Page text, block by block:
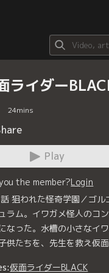
ライダー
24mins
Play
the member?Login
狙われた怪奇学園／ゴル
ラム。イワガメ怪人のコ
なった。水槽の小さなイ
供たちを、先生を救え仮面
仮面ライダーBLACK